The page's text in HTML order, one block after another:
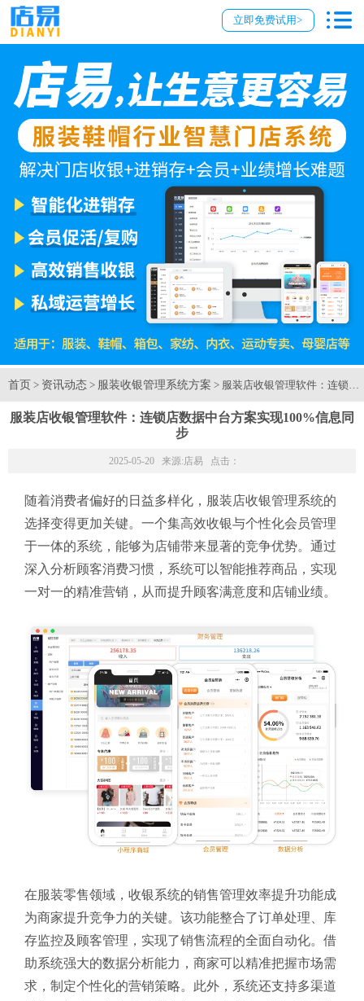
立即免费试用>
首页 > 资讯动态 > 服装收银管理系统方案 > 服装店收银管理软件：连锁
服装店收银管理软件：连锁店数据中台方案实现100%信息同
步
2025-05-20 来源:店易 点击：
随着消费者偏好的日益多样化，服装店收银管理系统的
选择变得更加关键。一个集高效收银与个性化会员管理
于一体的系统，能够为店铺带来显著的竞争优势。通过
深入分析顾客消费习惯，系统可以智能推荐商品，实现
一对一的精准营销，从而提升顾客满意度和店铺业绩。
在服装零售领域，收银系统的销售管理效率提升功能成
为商家提升竞争力的关键。该功能整合了订单处理、库
存监控及顾客管理，实现了销售流程的全面自动化。借
助系统强大的数据分析能力，商家可以精准把握市场需
求，制定个性化的营销策略。此外，系统还支持多渠道